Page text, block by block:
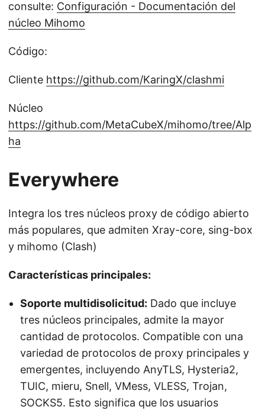
consulte: Configuración - Documentación del
núcleo Mihomo
Código:
Cliente https://github.com/KaringX/clashmi
Núcleo
https://github.com/MetaCubeX/mihomo/tree/Alp
ha
Everywhere
Integra los tres núcleos proxy de código abierto
más populares, que admiten Xray-core, sing-box
y mihomo (Clash)
Características principales:
Soporte multidisolicitud: Dado que incluye
tres núcleos principales, admite la mayor
cantidad de protocolos. Compatible con una
variedad de protocolos de proxy principales y
emergentes, incluyendo AnyTLS, Hysteria2,
TUIC, mieru, Snell, VMess, VLESS, Trojan,
SOCKS5. Esto significa que los usuarios